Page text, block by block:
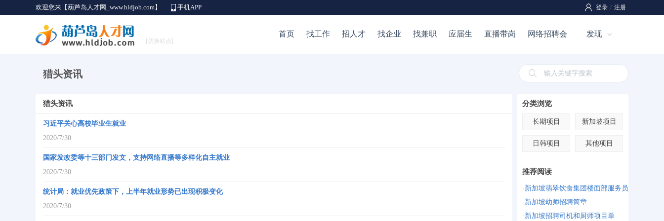
欢迎您来【葫芦岛人才网_www.hldjob.com】 手机APP 登录 / 注册
[切换站点]
首页 找工作 招人才 找企业 找兼职 应届生 直播带岗 网络招聘会 发现
猎头资讯
猎头资讯
习近平关心高校毕业生就业
2020/7/30
国家发改委等十三部门发文，支持网络直播等多样化自主就业
2020/7/30
统计局：就业优先政策下，上半年就业形势已出现积极变化
2020/7/30
分类浏览
长期项目 新加坡项目
日韩项目 其他项目
推荐阅读
· 新加坡翡翠饮食集团楼面部服务员
· 新加坡幼师招聘简章
· 新加坡招聘司机和厨师项目单